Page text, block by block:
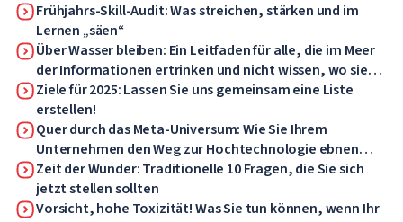
Frühjahrs-Skill-Audit: Was streichen, stärken und im
Lernen „säen“
Über Wasser bleiben: Ein Leitfaden für alle, die im Meer
der Informationen ertrinken und nicht wissen, wo sie
suchen sollen
Ziele für 2025: Lassen Sie uns gemeinsam eine Liste
erstellen!
Quer durch das Meta-Universum: Wie Sie Ihrem
Unternehmen den Weg zur Hochtechnologie ebnen
können
Zeit der Wunder: Traditionelle 10 Fragen, die Sie sich
jetzt stellen sollten
Vorsicht, hohe Toxizität! Was Sie tun können, wenn Ihr